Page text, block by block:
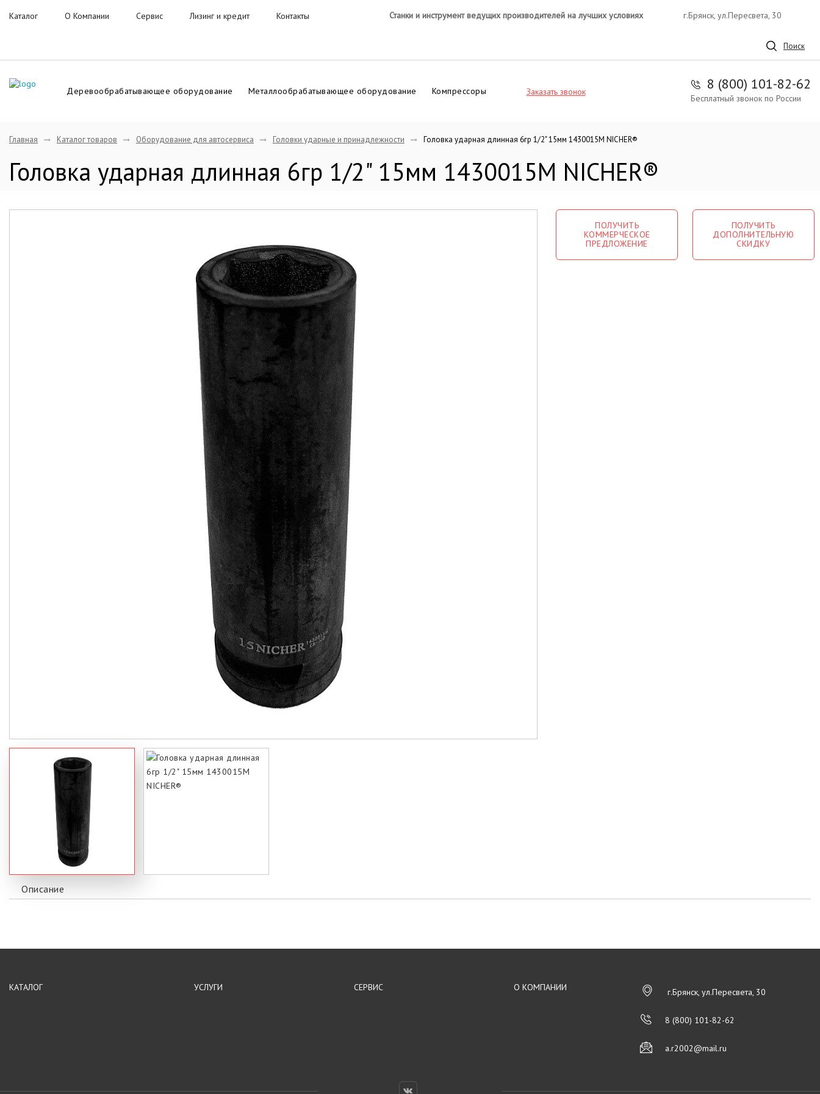
Каталог О Компании Сервис Лизинг и кредит Контакты Станки и инструмент ведущих производителей на лучших условиях г.Брянск, ул.Пересвета, 30
Поиск
Деревообрабатывающее оборудование Металлообрабатывающее оборудование Компрессоры Заказать звонок 8 (800) 101-82-62
Бесплатный звонок по России
Главная Каталог товаров Оборудование для автосервиса Головки ударные и принадлежности Головка ударная длинная 6гр 1/2" 15мм 1430015M NICHER®
Головка ударная длинная 6гр 1/2" 15мм 1430015M NICHER®
ПОЛУЧИТЬ
КОММЕРЧЕСКОЕ
ПРЕДЛОЖЕНИЕ
ПОЛУЧИТЬ
ДОПОЛНИТЕЛЬНУЮ
СКИДКУ
Описание
КАТАЛОГ УСЛУГИ СЕРВИС О КОМПАНИИ г.Брянск, ул.Пересвета, 30
8 (800) 101-82-62
a.r2002@mail.ru